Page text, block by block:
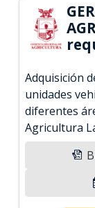
Adquisición
unidades
diferentes
Agricultura